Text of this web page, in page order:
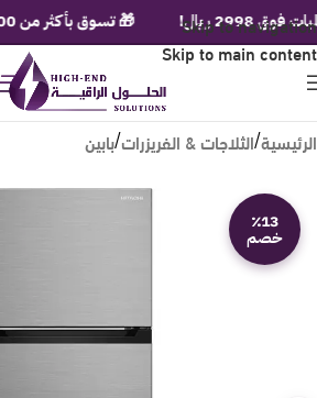
Skip to navigation
Skip to main content
الرئيسية/الثلاجات & الفريزرات/بابين
٪13
خصم
🎁 تسوق بأكثر من 3000 ريال ولف عجلة الهدايا الفورية! ريال!